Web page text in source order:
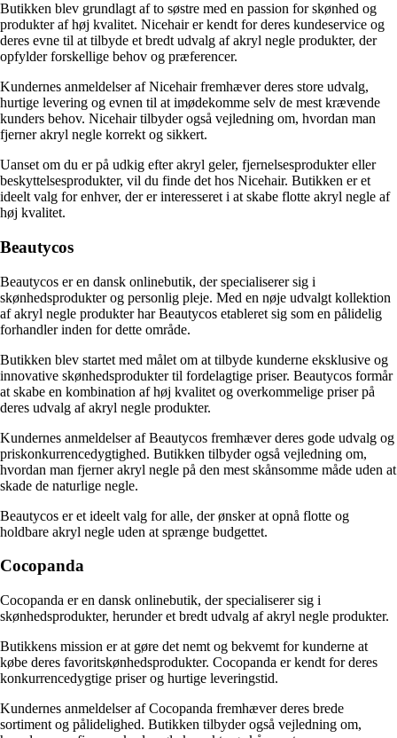
Butikken blev grundlagt af to søstre med en passion for skønhed og
produkter af høj kvalitet. Nicehair er kendt for deres kundeservice og
deres evne til at tilbyde et bredt udvalg af akryl negle produkter, der
opfylder forskellige behov og præferencer.
Kundernes anmeldelser af Nicehair fremhæver deres store udvalg,
hurtige levering og evnen til at imødekomme selv de mest krævende
kunders behov. Nicehair tilbyder også vejledning om, hvordan man
fjerner akryl negle korrekt og sikkert.
Uanset om du er på udkig efter akryl geler, fjernelsesprodukter eller
beskyttelsesprodukter, vil du finde det hos Nicehair. Butikken er et
ideelt valg for enhver, der er interesseret i at skabe flotte akryl negle af
høj kvalitet.
Beautycos
Beautycos er en dansk onlinebutik, der specialiserer sig i
skønhedsprodukter og personlig pleje. Med en nøje udvalgt kollektion
af akryl negle produkter har Beautycos etableret sig som en pålidelig
forhandler inden for dette område.
Butikken blev startet med målet om at tilbyde kunderne eksklusive og
innovative skønhedsprodukter til fordelagtige priser. Beautycos formår
at skabe en kombination af høj kvalitet og overkommelige priser på
deres udvalg af akryl negle produkter.
Kundernes anmeldelser af Beautycos fremhæver deres gode udvalg og
priskonkurrencedygtighed. Butikken tilbyder også vejledning om,
hvordan man fjerner akryl negle på den mest skånsomme måde uden at
skade de naturlige negle.
Beautycos er et ideelt valg for alle, der ønsker at opnå flotte og
holdbare akryl negle uden at sprænge budgettet.
Cocopanda
Cocopanda er en dansk onlinebutik, der specialiserer sig i
skønhedsprodukter, herunder et bredt udvalg af akryl negle produkter.
Butikkens mission er at gøre det nemt og bekvemt for kunderne at
købe deres favoritskønhedsprodukter. Cocopanda er kendt for deres
konkurrencedygtige priser og hurtige leveringstid.
Kundernes anmeldelser af Cocopanda fremhæver deres brede
sortiment og pålidelighed. Butikken tilbyder også vejledning om,